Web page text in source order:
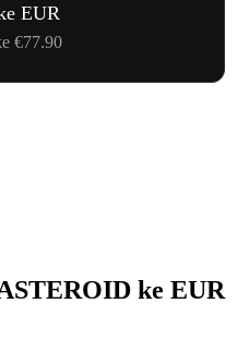
EUR
€77.90
ke EUR